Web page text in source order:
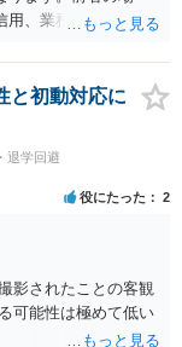
用、業務にかかる犯
と初動対応に
退学回避
役にたった 2
影されたことの客観
可能性は極めて低い